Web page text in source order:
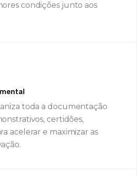
condições junto aos
toda a documentação
certidões,
acelerar e maximizar as